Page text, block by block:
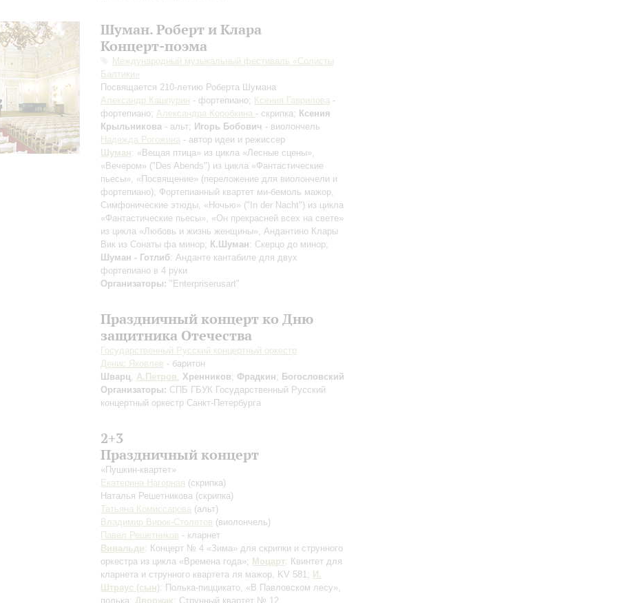
Шуман. Роберт и Клара
Концерт-поэма
Международный музыкальный фестиваль «Солисты
Балтики»
Посвящается 210-летию Роберта Шумана
Александр Кашпурин - фортепиано; Ксения Гаврилова -
фортепиано; Александра Коробкина - скрипка; Ксения
Крыльникова - альт; Игорь Бобович - виолончель
Надежда Рогожина - автор идеи и режиссер
Шуман: «Вещая птица» из цикла «Лесные сцены»,
«Вечером» ("Des Abends") из цикла «Фантастические
пьесы», «Посвящение» (переложение для виолончели и
фортепиано), Фортепианный квартет ми-бемоль мажор,
Симфонические этюды, «Ночью» ("In der Nacht") из цикла
«Фантастические пьесы», «Он прекрасней всех на свете»
из цикла «Любовь и жизнь женщины», Андантино Клары
Вик из Сонаты фа минор; К.Шуман: Скерцо до минор;
Шуман - Готлиб: Анданте кантабиле для двух
фортепиано в 4 руки
Организаторы: "Enterpriserusart"
Праздничный концерт ко Дню
защитника Отечества
Государственный Русский концертный оркестр
Денис Яковлев - баритон
Шварц, А.Петров, Хренников; Фрадкин; Богословский
Организаторы: СПБ ГБУК Государственный Русский
концертный оркестр Санкт-Петербурга
2+3
Праздничный концерт
«Пушкин-квартет»
Екатерина Нагорная (скрипка)
Наталья Решетникова (скрипка)
Татьяна Комиссарова (альт)
Владимир Вирок-Столетов (виолончель)
Павел Решетников - кларнет
Вивальди: Концерт № 4 «Зима» для скрипки и струнного
оркестра из цикла «Времена года»; Моцарт: Квинтет для
кларнета и струнного квартета ля мажор, KV 581; И.
Штраус (сын): Полька-пиццикато, «В Павловском лесу»,
полька; Дворжак: Струнный квартет № 12